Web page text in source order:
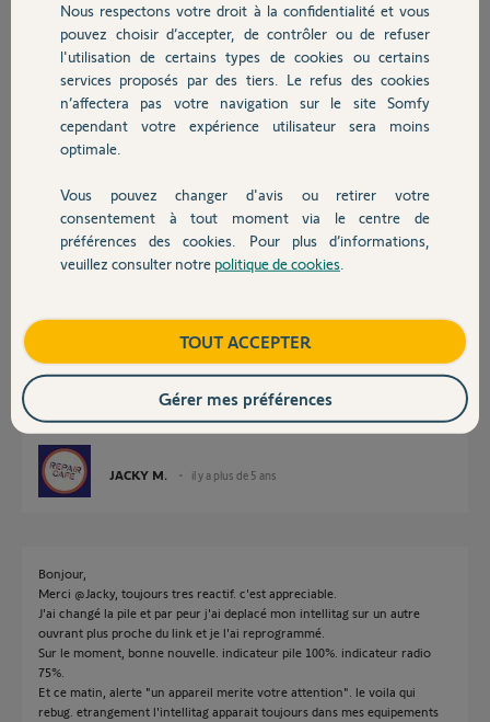
Chauffage
Autres produits
Devis avec un pro
Contact
Avez vous une solution a m'apporter?
Merci d'avance
Mickael.
Mickael T.
il y a plus de 5 ans
Réponses
La pile de votre intellitag arrive en fin de vie. Mettez en une neuve.
Tant que vous avez une notification c'est que le détecteur fonctionne. Ca
attendra votre retour.
JACKY M. il y a plus de 5 ans
Bonjour,
Merci @Jacky, toujours tres reactif. c'est appreciable.
J'ai changé la pile et par peur j'ai deplacé mon intellitag sur un autre
ouvrant plus proche du link et je l'ai reprogrammé.
Sur le moment, bonne nouvelle. indicateur pile 100%. indicateur radio
75%.
Et ce matin, alerte "un appareil merite votre attention". le voila qui
rebug. etrangement l'intellitag apparait toujours dans mes equipements
Nous respectons votre droit à la confidentialité et vous
pouvez choisir d’accepter, de contrôler ou de refuser
l'utilisation de certains types de cookies ou certains
services proposés par des tiers. Le refus des cookies
n’affectera pas votre navigation sur le site Somfy
cependant votre expérience utilisateur sera moins
optimale.
Vous pouvez changer d'avis ou retirer votre
consentement à tout moment via le centre de
préférences des cookies. Pour plus d’informations,
veuillez consulter notre politique de cookies
TOUT ACCEPTER
Gérer mes préférences